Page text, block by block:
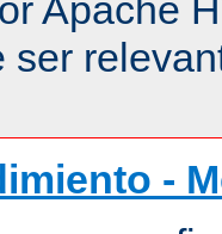
Apache
ser
-